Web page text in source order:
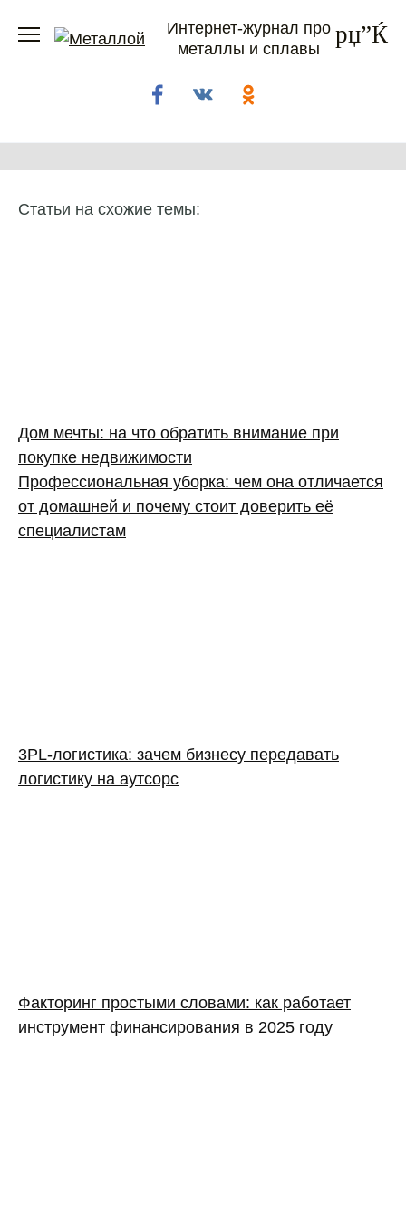
Интернет-журнал про
металлы и сплавы
Статьи на схожие темы:
Дом мечты: на что обратить внимание при
покупке недвижимости
Профессиональная уборка: чем она отличается
от домашней и почему стоит доверить её
специалистам
3PL‑логистика: зачем бизнесу передавать
логистику на аутсорс
Факторинг простыми словами: как работает
инструмент финансирования в 2025 году